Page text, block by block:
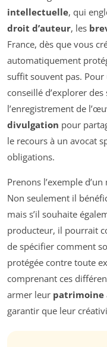
intellectuelle, qui
droit d’auteur, les
France, dès que vous
automatiquement
suffit souvent pas.
conseillé d’explorer
l’enregistrement de
divulgation pour
le recours à un avocat
obligations.
Prenons l’exemple
Non seulement il
mais s’il souhaite
producteur, il pourrait
de spécifier comment
protégée contre toute
comprenant ces
armer leur
garantir que leur